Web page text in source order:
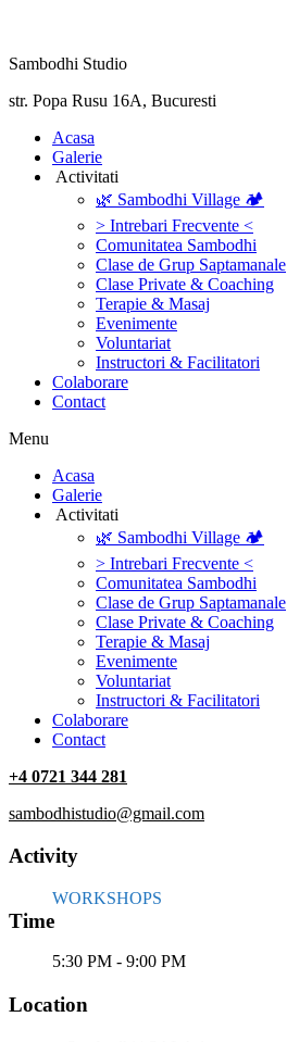
Sambodhi Studio
str. Popa Rusu 16A, Bucuresti
‎Acasa
Galerie
‎ ‎Activitati‎
🌿 Sambodhi Village 🏕️
> Intrebari Frecvente <
Comunitatea Sambodhi
Clase de Grup Saptamanale
Clase Private & Coaching
Terapie & Masaj
‎Evenimente
Voluntariat
‏‏‎Instructori & Facilitatori
Colaborare
Contact
Menu
‎Acasa
Galerie
‎ ‎Activitati‎
🌿 Sambodhi Village 🏕️
> Intrebari Frecvente <
Comunitatea Sambodhi
Clase de Grup Saptamanale
Clase Private & Coaching
Terapie & Masaj
‎Evenimente
Voluntariat
‏‏‎Instructori & Facilitatori
Colaborare
Contact
+4 0721 344 281
sambodhistudio@gmail.com
Activity
WORKSHOPS
Time
5:30 PM - 9:00 PM
Location